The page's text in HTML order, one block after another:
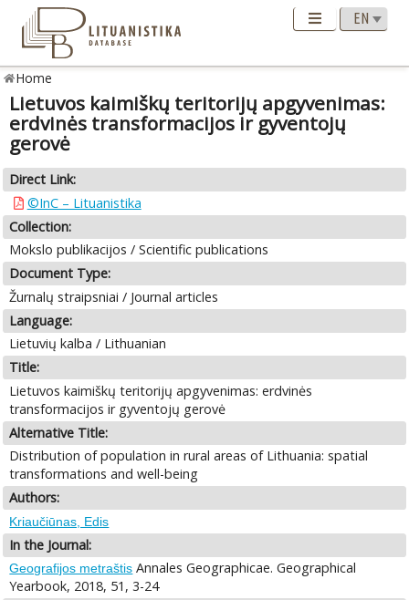
Home
Lietuvos kaimiškų teritorijų apgyvenimas:
erdvinės transformacijos ir gyventojų
gerovė
Direct Link:
©InC – Lituanistika
Collection:
Mokslo publikacijos / Scientific publications
Document Type:
Žurnalų straipsniai / Journal articles
Language:
Lietuvių kalba / Lithuanian
Title:
Lietuvos kaimiškų teritorijų apgyvenimas: erdvinės
transformacijos ir gyventojų gerovė
Alternative Title:
Distribution of population in rural areas of Lithuania: spatial
transformations and well-being
Authors:
Kriaučiūnas, Edis
In the Journal:
Geografijos metraštis Annales Geographicae. Geographical
Yearbook, 2018, 51, 3-24